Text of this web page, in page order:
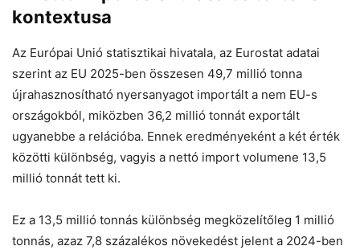
kontextusa
Az Európai Unió statisztikai hivatala, az Eurostat adatai
szerint az EU 2025-ben összesen 49,7 millió tonna
újrahasznosítható nyersanyagot importált a nem EU-s
országokból, miközben 36,2 millió tonnát exportált
ugyanebbe a relációba. Ennek eredményeként a két érték
közötti különbség, vagyis a nettó import volumene 13,5
millió tonnát tett ki.
Ez a 13,5 millió tonnás különbség megközelítőleg 1 millió
tonnás, azaz 7,8 százalékos növekedést jelent a 2024-ben
Chat Mr wAIste
Helló! Miben segíthetek ma?